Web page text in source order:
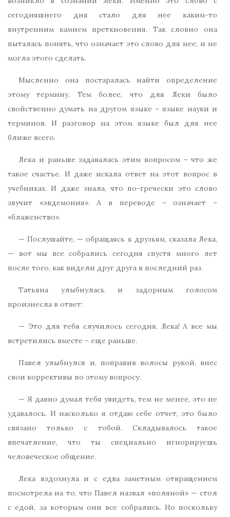
сегодняшнего дня стало для нее каким-то
внутренним камнем преткновения. Так словно она
пыталась понять, что означает это слово для нее, и не
могла этого сделать.
Мысленно она постаралась найти определение
этому термину. Тем более, что для Леки было
свойственно думать на другом языке – языке науки и
терминов. И разговор на этом языке был для нее
ближе всего.
Лека и раньше задавалась этим вопросом – что же
такое счастье. И даже искала ответ на этот вопрос в
учебниках. И даже знала, что по-гречески это слово
звучит «эвдемония». А в переводе – означает –
«блаженство».
— Послушайте, — обращаясь к друзьям, сказала Лека,
— вот мы все собрались сегодня спустя много лет
после того, как видели друг друга в последний раз.
Татьяна улыбнулась и задорным голосом
произнесла в ответ:
— Это для тебя случилось сегодня, Лека! А все мы
встретились вместе – еще раньше.
Павел улыбнулся и, поправив волосы рукой, внес
свои коррективы по этому вопросу:
— Я давно думал тебя увидеть, тем не менее, это не
удавалось. И насколько я отдаю себе отчет, это было
связано только с тобой. Складывалось такое
впечатление, что ты специально игнорируешь
человеческое общение.
Лека вздохнула и с едва заметным отвращением
посмотрела на то, что Павел назвал «поляной» — стол
с едой, за которым они все собрались. Но поскольку